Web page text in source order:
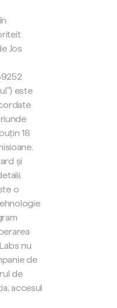
Jos
este
18
și
o
nu
de
de
accesul